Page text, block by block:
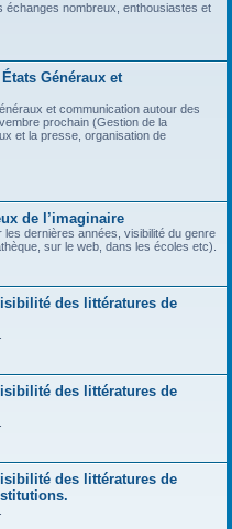
échanges nombreux, enthousiastes et
Généraux et
et communication autour des
prochain (Gestion de la
et la presse, organisation de
de l’imaginaire
dernières années, visibilité du genre
sur le web, dans les écoles etc).
des littératures de
des littératures de
des littératures de